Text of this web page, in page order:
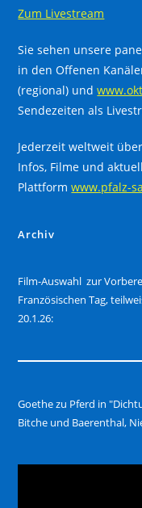
Zum Livestream
Sie sehen unsere
in den Offenen
(regional) und
Sendezeiten als
Jederzeit weltweit
Infos, Filme und
Plattformwww.pfalz-
Archiv
Film-Auswahl zur
Französischen Tag,
20.1.26:
Goethe zu Pferd in
Bitche und Baerenthal,